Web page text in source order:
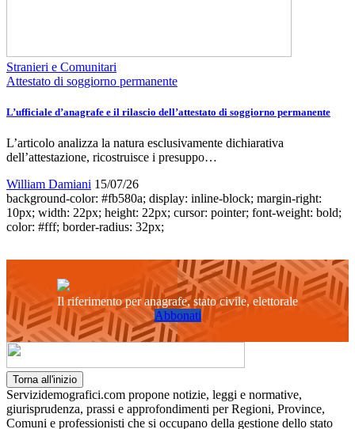
Stranieri e Comunitari
Attestato di soggiorno permanente
L’ufficiale d’anagrafe e il rilascio dell’attestato di soggiorno permanente
L’articolo analizza la natura esclusivamente dichiarativa
dell’attestazione, ricostruisce i presuppo…
William Damiani 15/07/26
background-color: #fb580a; display: inline-block; margin-right:
10px; width: 22px; height: 22px; cursor: pointer; font-weight: bold;
color: #fff; border-radius: 32px;
Il riferimento per anagrafe, stato civile, elettorale
Abbonati
Torna all'inizio
Servizidemografici.com propone notizie, leggi e normative,
giurisprudenza, prassi e approfondimenti per Regioni, Province,
Comuni e professionisti che si occupano della gestione dello stato